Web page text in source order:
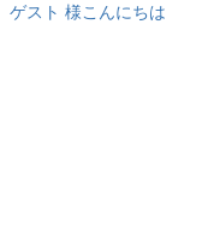
ゲスト 様こんにちは